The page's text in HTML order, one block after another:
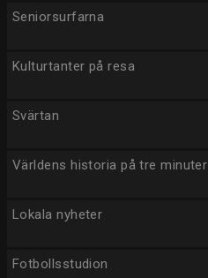
Seniorsurfarna
Kulturtanter på resa
Svärtan
Världens historia på tre minuter
Lokala nyheter
Fotbollsstudion